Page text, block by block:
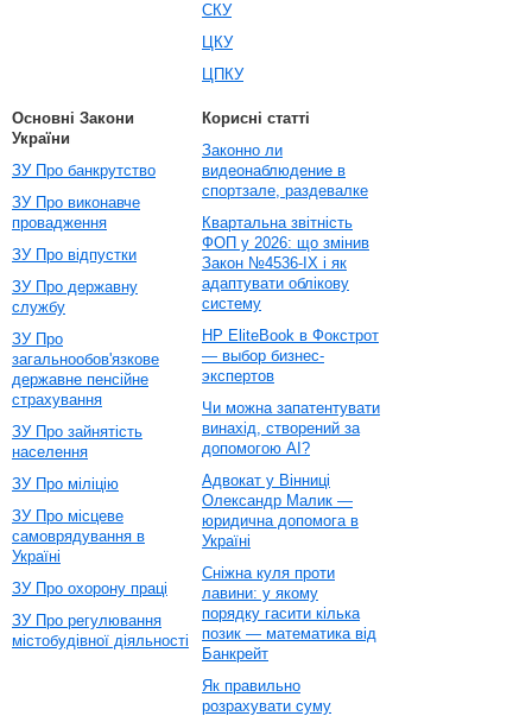
СКУ
ЦКУ
ЦПКУ
Основні Закони
України
ЗУ Про банкрутство
ЗУ Про виконавче
провадження
ЗУ Про відпустки
ЗУ Про державну
службу
ЗУ Про
загальнообов'язкове
державне пенсійне
страхування
ЗУ Про зайнятість
населення
ЗУ Про міліцію
ЗУ Про місцеве
самоврядування в
Україні
ЗУ Про охорону праці
ЗУ Про регулювання
містобудівної діяльності
Корисні статті
Законно ли
видеонаблюдение в
спортзале, раздевалке
Квартальна звітність
ФОП у 2026: що змінив
Закон №4536-IX і як
адаптувати облікову
систему
HP EliteBook в Фокстрот
— выбор бизнес-
экспертов
Чи можна запатентувати
винахід, створений за
допомогою AI?
Адвокат у Вінниці
Олександр Малик —
юридична допомога в
Україні
Сніжна куля проти
лавини: у якому
порядку гасити кілька
позик — математика від
Банкрейт
Як правильно
розрахувати суму